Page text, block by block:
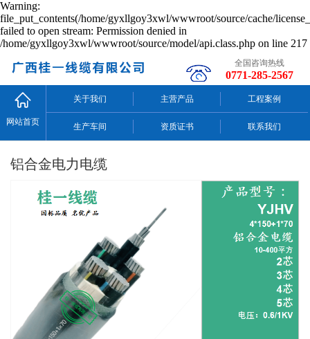
Warning:
file_put_contents(/home/gyxllgoy3xwl/wwwroot/source/cache/
failed to open stream: Permission denied in
/home/gyxllgoy3xwl/wwwroot/source/model/api.class.php on line 217
全国咨询热线
0771-285-2567
网站首页
关于我们 主营产品 工程案例
生产车间 资质证书 联系我们
铝合金电力电缆